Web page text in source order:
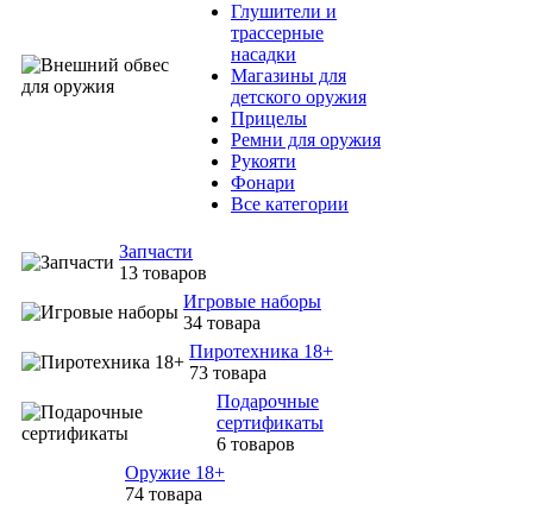
Глушители и
трассерные
насадки
Магазины для
детского оружия
Прицелы
Ремни для оружия
Рукояти
Фонари
Все категории
Запчасти
13 товаров
Игровые наборы
34 товара
Пиротехника 18+
73 товара
Подарочные
сертификаты
6 товаров
Оружие 18+
74 товара